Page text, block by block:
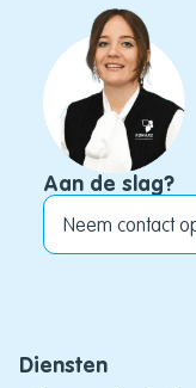
Aan de slag?
Neem contact
Diensten